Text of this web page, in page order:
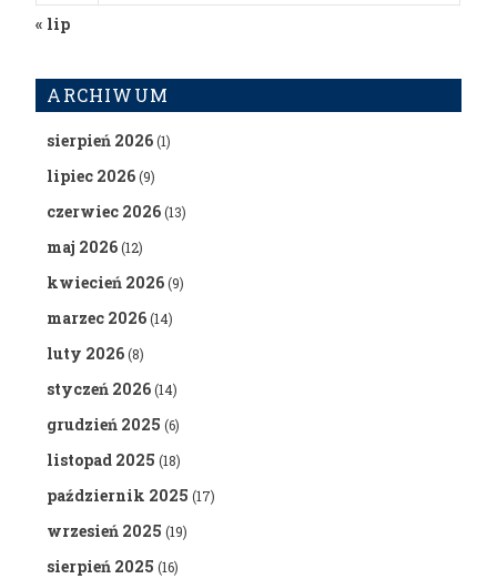
« lip
ARCHIWUM
sierpień 2026(1)
lipiec 2026(9)
czerwiec 2026(13)
maj 2026(12)
kwiecień 2026(9)
marzec 2026(14)
luty 2026(8)
styczeń 2026(14)
grudzień 2025 (6)
listopad 2025 (18)
październik 2025 (17)
wrzesień 2025 (19)
sierpień 2025 (16)